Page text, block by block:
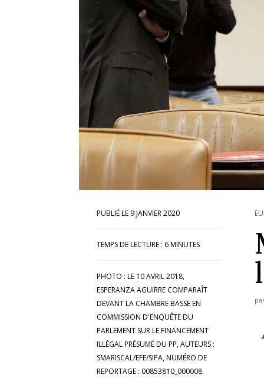
9 JANVIER 2020
TEMPS DE LECTURE : 6 MINUTES
PHOTO : LE 10 AVRIL 2018,
ESPERANZA AGUIRRE COMPARAÎT
DEVANT LA CHAMBRE BASSE EN
COMMISSION D'ENQUÊTE DU
PARLEMENT SUR LE FINANCEMENT
ILLÉGAL PRÉSUMÉ DU PP, AUTEURS :
SMARISCAL/EFE/SIPA, NUMÉRO DE
REPORTAGE : 00853810_000008.